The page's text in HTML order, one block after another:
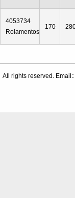
4053734
Rolamentos
170
All rights reserved. Email